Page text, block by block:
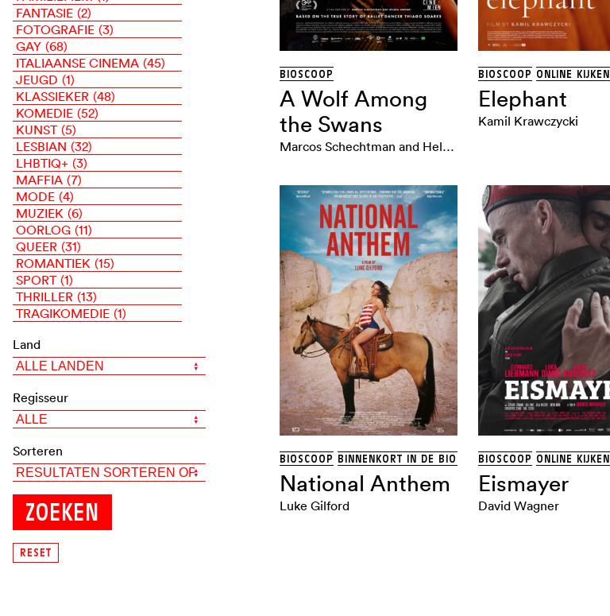
FANTASIE (2)
FOTOGRAFIE (3)
GAY (68)
ITALIAANSE CINEMA (45)
JEUGD (1)
KLASSIEKER (48)
KOMEDIE (52)
KUNST (5)
LESBIAN (32)
LHBTIQ+ (3)
MAFFIA (7)
MODE (4)
MUZIEK (6)
OORLOG (11)
QUEER (31)
ROMANTIEK (15)
SPORT (1)
THRILLER (13)
TRAGIKOMEDIE (1)
Land
Regisseur
Sorteren
BIOSCOOP
A Wolf Among
the Swans
Marcos Schechtman and Helena Varvaki
BIOSCOOP ONLINE KIJKEN
Elephant
Kamil Krawczycki
BIOSCOOP BINNENKORT IN DE BIOSCOOP
National Anthem
Luke Gilford
BIOSCOOP ONLINE KIJKEN
Eismayer
David Wagner